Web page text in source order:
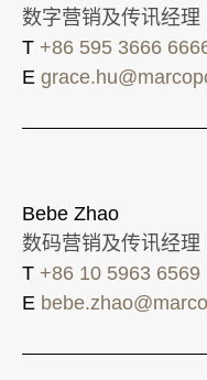
数字营销及传讯经
T +86 595 3666
E
Bebe Zhao
数码营销及传讯经
T +86 10 5963 6569
E